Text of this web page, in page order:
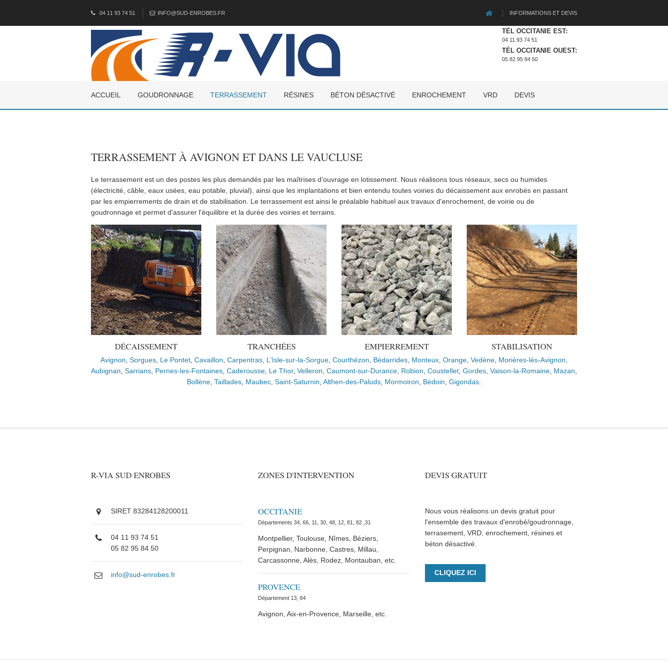
04 11 93 74 51 INFO@SUD-ENROBES.FR INFORMATIONS ET DEVIS
TÉL OCCITANIE EST:
04 11 93 74 51
TÉL OCCITANIE OUEST:
05 82 95 84 50
ACCUEIL GOUDRONNAGE TERRASSEMENT RÉSINES BÉTON DÉSACTIVÉ ENROCHEMENT VRD DEVIS
TERRASSEMENT À AVIGNON ET DANS LE VAUCLUSE
Le terrassement est un des postes les plus demandés par les maîtrises d’ouvrage en lotissement. Nous réalisons tous réseaux, secs ou humides
(électricité, câble, eaux usées, eau potable, pluvial), ainsi que les implantations et bien entendu toutes voiries du décaissement aux enrobés en passant
par les empierrements de drain et de stabilisation. Le terrassement est ainsi le préalable habituel aux travaux d'enrochement, de voirie ou de
goudronnage et permet d'assurer l'équilibre et la durée des voiries et terrains.
DÉCAISSEMENT TRANCHÉES EMPIERREMENT STABILISATION
Avignon Sorgues Le Pontet Cavaillon Carpentras L'Isle-sur-la-Sorgue Courthézon Bédarrides Monteux Orange Vedène Morières-lès-Avignon
Aubignan Sarrians Pernes-les-Fontaines Caderousse Le Thor, Velleron Caumont-sur-Durance Robion Coustellet Gordes Vaison-la-Romaine Mazan
Bollène Taillades Maubec Saint-Saturnin Althen-des-Paluds Mormoiron Bédoin Gigondas
R-VIA SUD ENROBES
SIRET 83284128200011
04 11 93 74 51
05 82 95 84 50
info@sud-enrobes.fr
ZONES D'INTERVENTION
OCCITANIE
Départements 34, 66, 11, 30, 48, 12, 81, 82 ,31
Montpellier, Toulouse, Nîmes, Béziers,
Perpignan, Narbonne, Castres, Millau,
Carcassonne, Alès, Rodez, Montauban, etc.
PROVENCE
Département 13, 84
Avignon, Aix-en-Provence, Marseille, etc.
DEVIS GRATUIT
Nous vous réalisons un devis gratuit pour
l'ensemble des travaux d'enrobé/goudronnage,
terrasement, VRD, enrochement, résines et
béton désactivé.
CLIQUEZ ICI